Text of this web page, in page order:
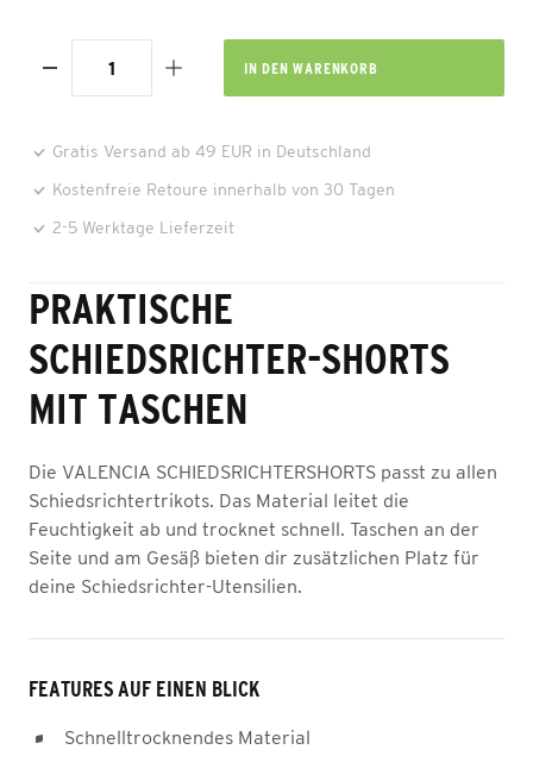
IN DEN WARENKORB
Gratis Versand ab 49 EUR in Deutschland
Kostenfreie Retoure innerhalb von 30 Tagen
2-5 Werktage Lieferzeit
PRAKTISCHE
SCHIEDSRICHTER-SHORTS
MIT TASCHEN
Die VALENCIA SCHIEDSRICHTERSHORTS passt zu allen
Schiedsrichtertrikots. Das Material leitet die
Feuchtigkeit ab und trocknet schnell. Taschen an der
Seite und am Gesäß bieten dir zusätzlichen Platz für
deine Schiedsrichter-Utensilien.
FEATURES AUF EINEN BLICK
Schnelltrocknendes Material